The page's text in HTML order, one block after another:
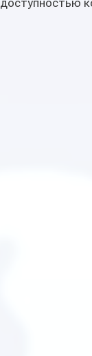
доступностью